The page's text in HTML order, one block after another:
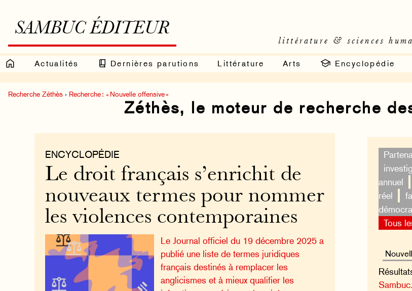
SAMBUC ÉDITEUR
littérature & sciences
Actualités Dernières parutions Littérature Arts Encyclopédie
Recherche Zéthès › Recherche : « Nouvelle offensive »
Zéthès, le moteur de recherche
annuel
réel
Tous
Sambuc.
ENCYCLOPÉDIE
Le droit français s’enrichit de
nouveaux termes pour nommer
les violences contemporaines
Le Journal officiel du 19 décembre 2025 a
publié une liste de termes juridiques
français destinés à remplacer les
anglicismes et à mieux qualifier les